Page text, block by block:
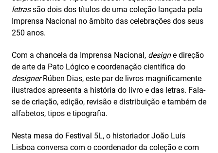
letrassão dois dos títulos de uma coleção lançada pela
Imprensa Nacional no âmbito das celebrações dos seus
250 anos.
Com a chancela da Imprensa Nacional, designe direção
de arte da Pato Lógico e coordenação científica do
designerRúben Dias, este par de livros magnificamente
ilustrados apresenta a história do livro e das letras. Fala-
se de criação, edição, revisão e distribuição e também de
alfabetos, tipos e tipografia.
Nesta mesa do Festival 5L, o historiador João Luís
Lisboa conversa com o coordenador da coleção e com